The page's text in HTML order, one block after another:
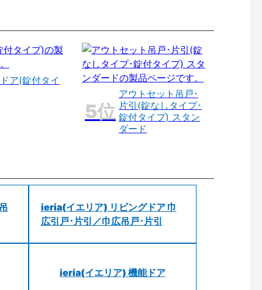
ア(錠付タイ
アウトセット吊戸･
片引(錠なしタイプ･
錠付タイプ) スタン
ダード
ieria(イエリア) リビングドア 巾
広引戸･片引／巾広吊戸･片引
ieria(イエリア) 機能ドア